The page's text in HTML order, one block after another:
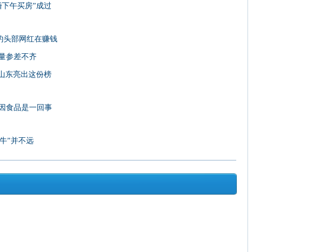
午买房”成过
头部网红在赚钱
参差不齐
东亮出这份榜
食品是一回事
”并不远